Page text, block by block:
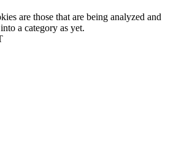
are those that are being analyzed and
a category as yet.